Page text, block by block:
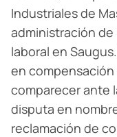
Industriales de
administración
laboral en
en
comparecer ante
disputa en
reclamación de